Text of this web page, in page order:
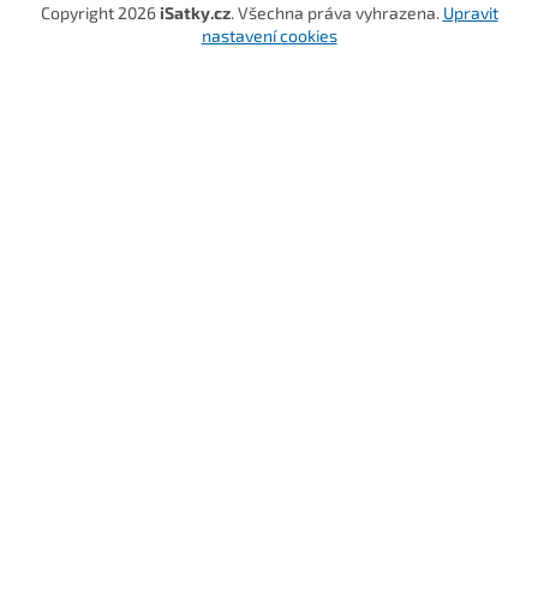
Copyright 2026 iSatky.cz. Všechna práva vyhrazena. Upravit
nastavení cookies